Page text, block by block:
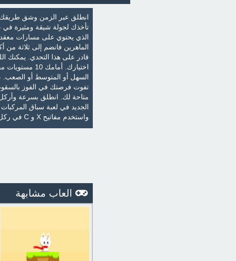
انطلق عبر الزمن وشق طريقك
تأخذك لجولة شيقة ومثيرة في
الذي يحتوي على مسارات
الماهرين فانضم إلى ثلاثة من
قادر على هذا التحدي. يمكنك
اختيارك.
السهل أو المتوسط أو الصعب.
تفوت فرصتك في الفوز
متاحة لك. انطلق بسرعة وأركل
واستخدم مفاتيح X و C في ركل اللاعبين. اضغط على مفتاح Shift لتشغيل النيترو واستخدم مفتاح H لإعادتك على المسار.
العاب مشابهة